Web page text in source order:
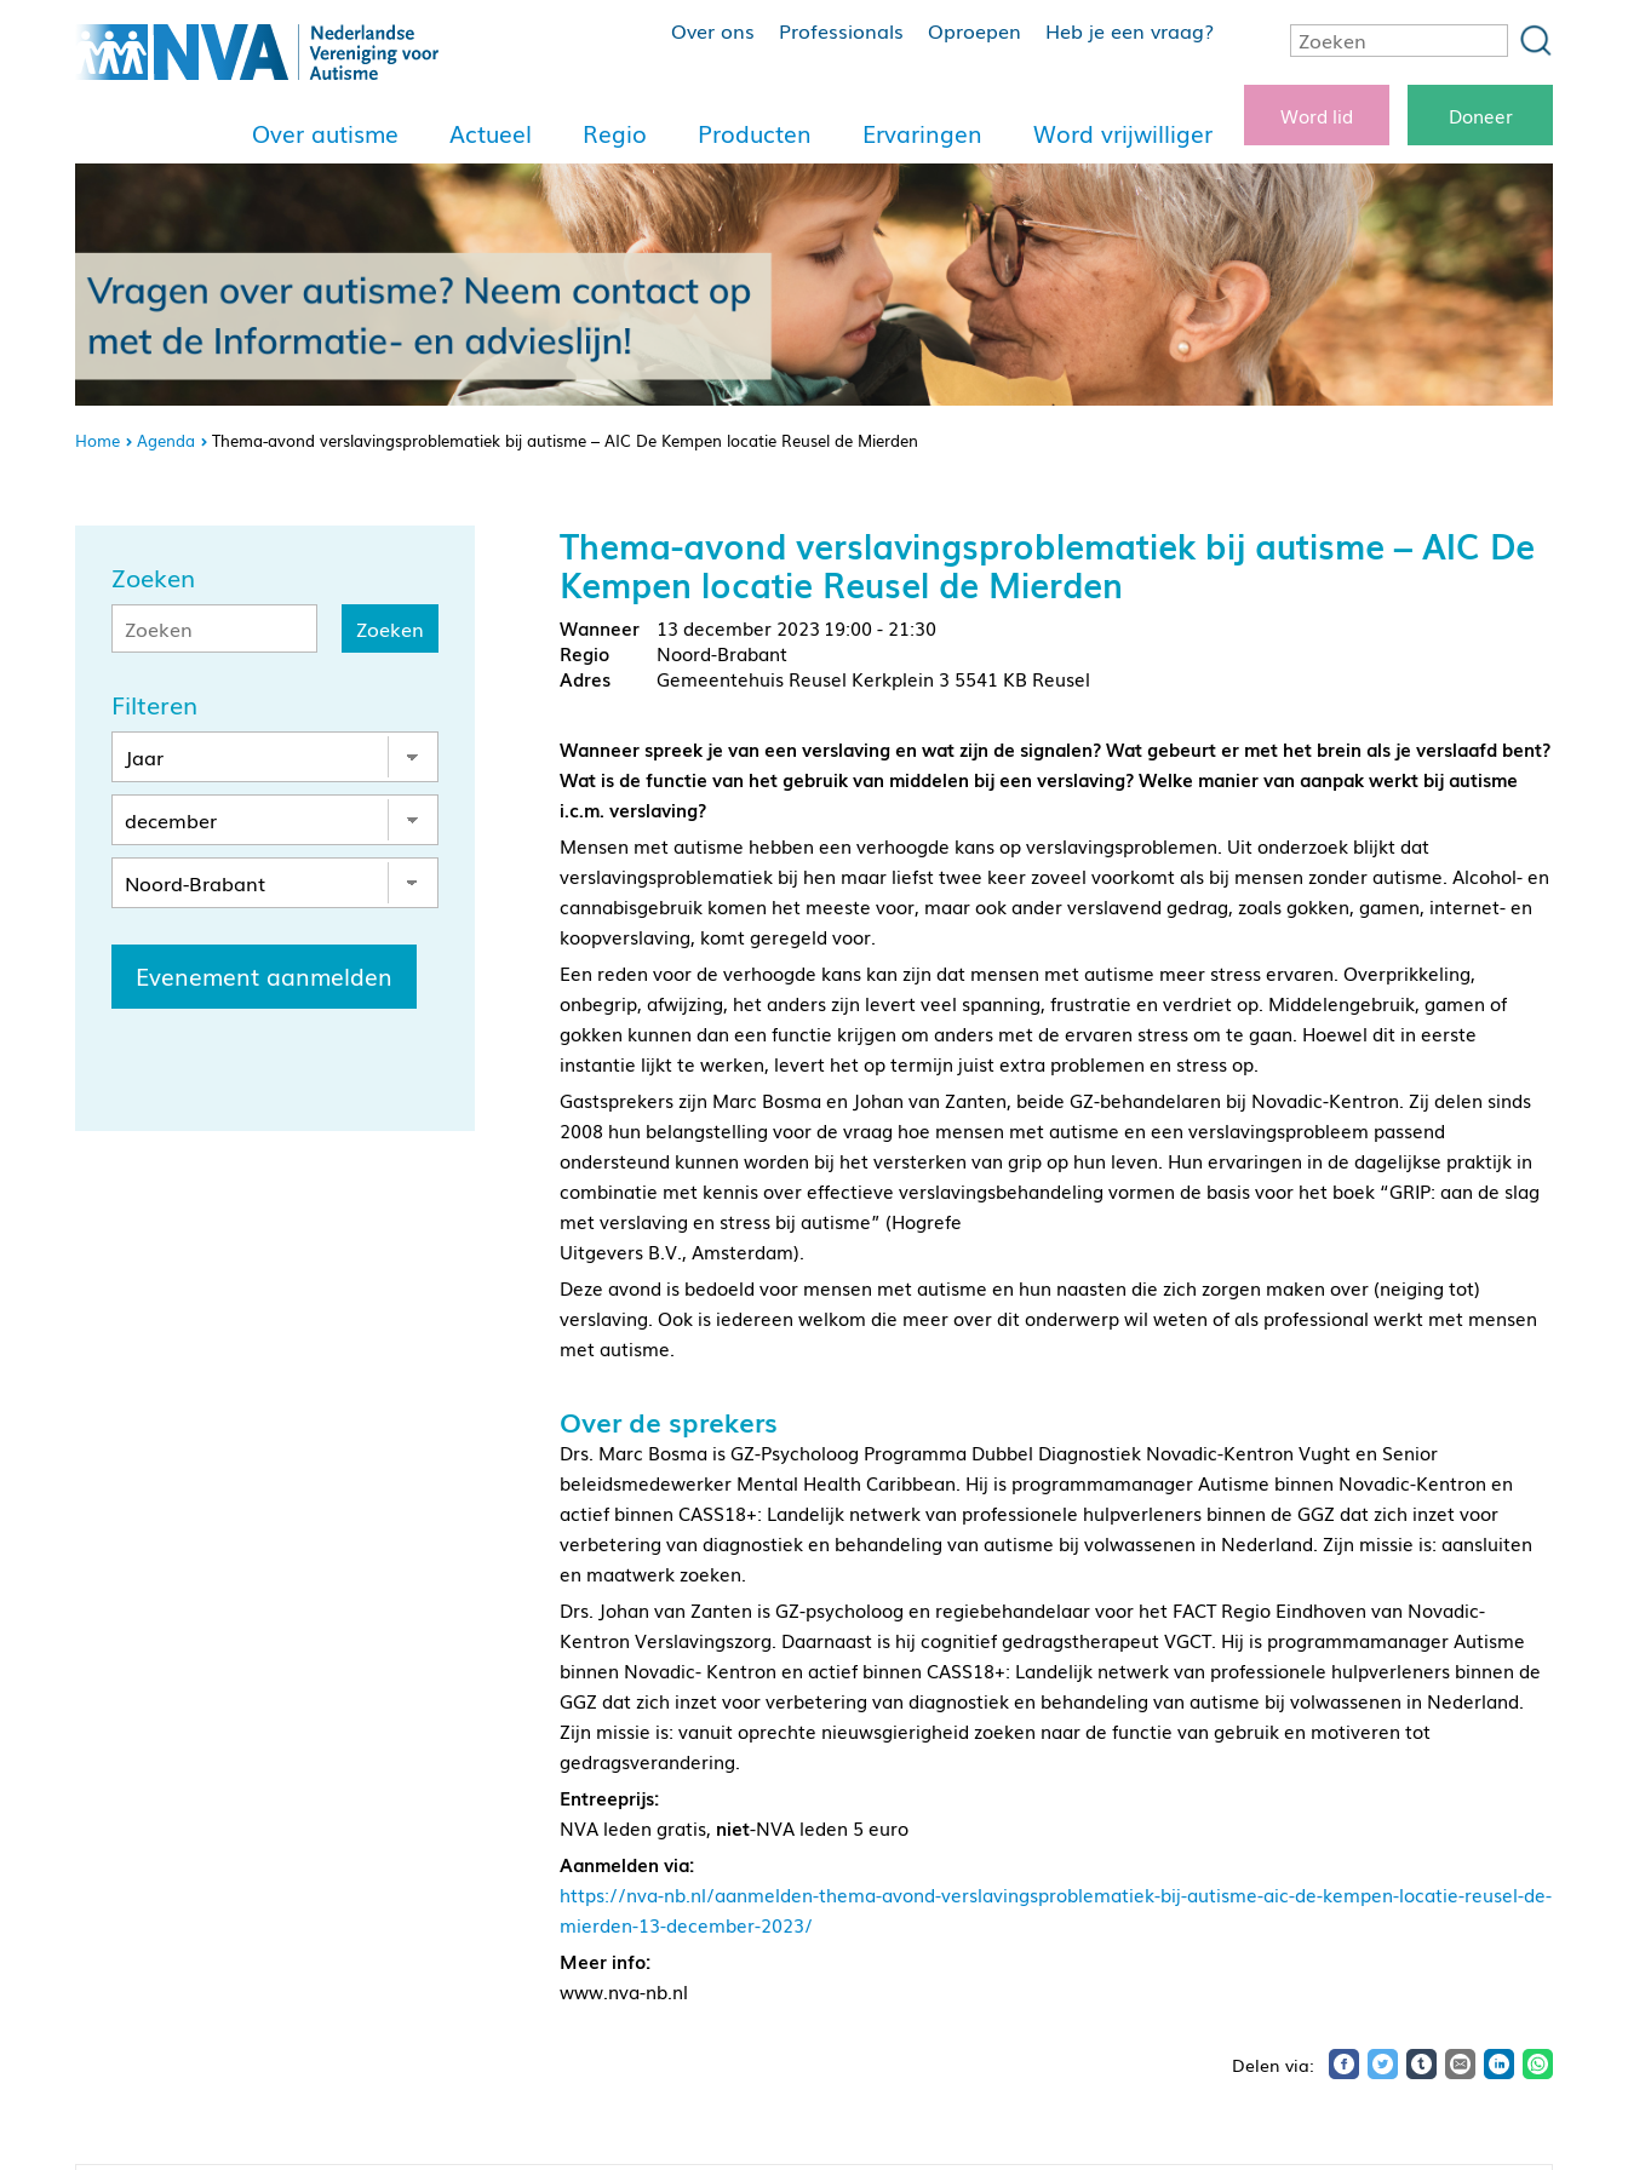
Over ons Professionals Oproepen Heb je een vraag?
Over autisme Actueel Regio Producten Ervaringen Word vrijwilliger
Word lid Doneer
Home Agenda Thema-avond verslavingsproblematiek bij autisme – AIC De Kempen locatie Reusel de Mierden
Zoeken
Filteren
Evenement aanmelden
Thema-avond verslavingsproblematiek bij autisme – AIC De
Kempen locatie Reusel de Mierden
13 december 2023 19:00 - 21:30
Noord-Brabant
Gemeentehuis Reusel Kerkplein 3 5541 KB Reusel
Wanneer spreek je van een verslaving en wat zijn de signalen? Wat gebeurt er met het brein als je verslaafd bent?
Wat is de functie van het gebruik van middelen bij een verslaving? Welke manier van aanpak werkt bij autisme
i.c.m. verslaving?
Mensen met autisme hebben een verhoogde kans op verslavingsproblemen. Uit onderzoek blijkt dat
verslavingsproblematiek bij hen maar liefst twee keer zoveel voorkomt als bij mensen zonder autisme. Alcohol- en
cannabisgebruik komen het meeste voor, maar ook ander verslavend gedrag, zoals gokken, gamen, internet- en
koopverslaving, komt geregeld voor.
Een reden voor de verhoogde kans kan zijn dat mensen met autisme meer stress ervaren. Overprikkeling,
onbegrip, afwijzing, het anders zijn levert veel spanning, frustratie en verdriet op. Middelengebruik, gamen of
gokken kunnen dan een functie krijgen om anders met de ervaren stress om te gaan. Hoewel dit in eerste
instantie lijkt te werken, levert het op termijn juist extra problemen en stress op.
Gastsprekers zijn Marc Bosma en Johan van Zanten, beide GZ-behandelaren bij Novadic-Kentron. Zij delen sinds
2008 hun belangstelling voor de vraag hoe mensen met autisme en een verslavingsprobleem passend
ondersteund kunnen worden bij het versterken van grip op hun leven. Hun ervaringen in de dagelijkse praktijk in
combinatie met kennis over effectieve verslavingsbehandeling vormen de basis voor het boek “GRIP: aan de slag
met verslaving en stress bij autisme” (Hogrefe
Uitgevers B.V., Amsterdam).
Deze avond is bedoeld voor mensen met autisme en hun naasten die zich zorgen maken over (neiging tot)
verslaving. Ook is iedereen welkom die meer over dit onderwerp wil weten of als professional werkt met mensen
met autisme.
Over de sprekers
Drs. Marc Bosma is GZ-Psycholoog Programma Dubbel Diagnostiek Novadic-Kentron Vught en Senior
beleidsmedewerker Mental Health Caribbean. Hij is programmamanager Autisme binnen Novadic-Kentron en
actief binnen CASS18+: Landelijk netwerk van professionele hulpverleners binnen de GGZ dat zich inzet voor
verbetering van diagnostiek en behandeling van autisme bij volwassenen in Nederland. Zijn missie is: aansluiten
en maatwerk zoeken.
Drs. Johan van Zanten is GZ-psycholoog en regiebehandelaar voor het FACT Regio Eindhoven van Novadic-
Kentron Verslavingszorg. Daarnaast is hij cognitief gedragstherapeut VGCT. Hij is programmamanager Autisme
binnen Novadic- Kentron en actief binnen CASS18+: Landelijk netwerk van professionele hulpverleners binnen de
GGZ dat zich inzet voor verbetering van diagnostiek en behandeling van autisme bij volwassenen in Nederland.
Zijn missie is: vanuit oprechte nieuwsgierigheid zoeken naar de functie van gebruik en motiveren tot
gedragsverandering.
Entreeprijs:
NVA leden gratis, niet-NVA leden 5 euro
Aanmelden via:
https://nva-nb.nl/aanmelden-thema-avond-verslavingsproblematiek-bij-autisme-aic-de-kempen-locatie-reusel-de-
mierden-13-december-2023/
Meer info:
www.nva-nb.nl